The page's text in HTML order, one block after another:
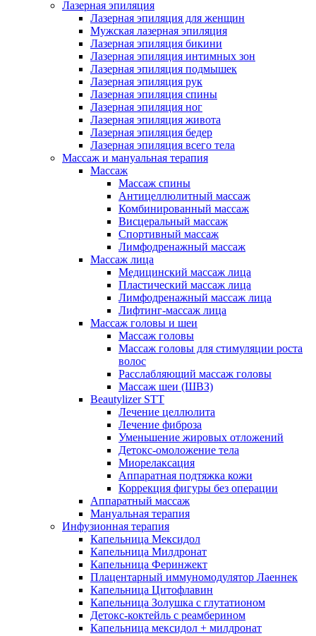
Лазерная эпиляция
Лазерная эпиляция для женщин
Мужская лазерная эпиляция
Лазерная эпиляция бикини
Лазерная эпиляция интимных зон
Лазерная эпиляция подмышек
Лазерная эпиляция рук
Лазерная эпиляция спины
Лазерная эпиляция ног
Лазерная эпиляция живота
Лазерная эпиляция бедер
Лазерная эпиляция всего тела
Массаж и мануальная терапия
Массаж
Массаж спины
Антицеллюлитный массаж
Комбинированный массаж
Висцеральный массаж
Спортивный массаж
Лимфодренажный массаж
Массаж лица
Медицинский массаж лица
Пластический массаж лица
Лимфодренажный массаж лица
Лифтинг-массаж лица
Массаж головы и шеи
Массаж головы
Массаж головы для стимуляции роста
волос
Расслабляющий массаж головы
Массаж шеи (ШВЗ)
Beautylizer STT
Лечение целлюлита
Лечение фиброза
Уменьшение жировых отложений
Детокс-омоложение тела
Миорелаксация
Аппаратная подтяжка кожи
Коррекция фигуры без операции
Аппаратный массаж
Мануальная терапия
Инфузионная терапия
Капельница Мексидол
Капельница Милдронат
Капельница Феринжект
Плацентарный иммуномодулятор Лаеннек
Капельница Цитофлавин
Капельница Золушка с глутатионом
Детокс-коктейль с реамберином
Капельница мексидол + милдронат